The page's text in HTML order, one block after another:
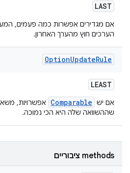
LAST
אם מגדירים אפשרות כמה פעמים,
הערכים חוץ מהערך האחרון.
OptionUpdateRule
LEAST
אם יש Comparable
אפשרויות,
שההשוואה שלה היא הכי נמוכה.
‫methods ציבוריים